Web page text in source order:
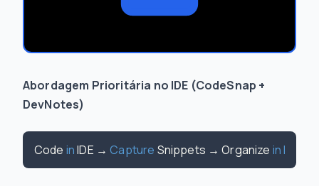
Abordagem Prioritária no IDE (CodeSnap +
DevNotes)
Code in IDE → Capture Snippets → Organize inNotes